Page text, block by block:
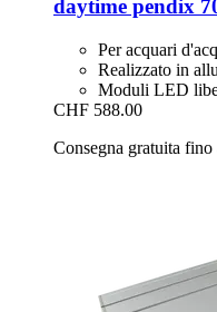
daytime pendix
Per acquari
Realizzato in
Moduli LED
CHF 588.00
Consegna gratuita